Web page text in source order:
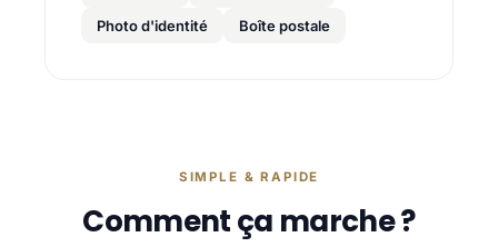
Photo d'identité
Boîte postale
SIMPLE & RAPIDE
Comment ça marche ?